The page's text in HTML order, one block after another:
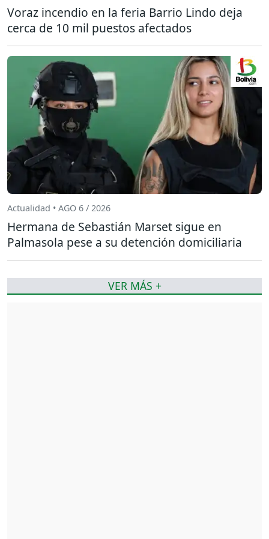
Voraz incendio en la feria Barrio Lindo deja
cerca de 10 mil puestos afectados
Actualidad • AGO 6 / 2026
Hermana de Sebastián Marset sigue en
Palmasola pese a su detención domiciliaria
VER MÁS +